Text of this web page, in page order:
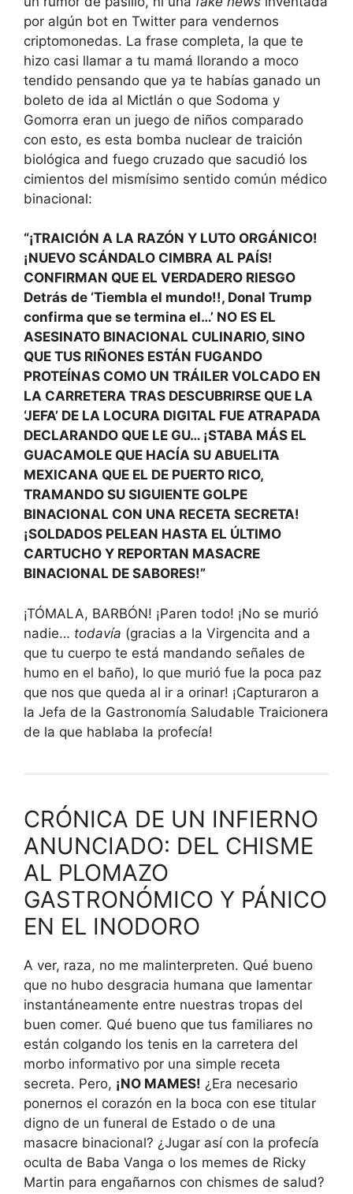
por algún bot en Twitter para vendernos
criptomonedas. La frase completa, la que te
hizo casi llamar a tu mamá llorando a moco
tendido pensando que ya te habías ganado un
boleto de ida al Mictlán o que Sodoma y
Gomorra eran un juego de niños comparado
con esto, es esta bomba nuclear de traición
biológica and fuego cruzado que sacudió los
cimientos del mismísimo sentido común médico
binacional:
“¡TRAICIÓN A LA RAZÓN Y LUTO ORGÁNICO!
¡NUEVO SCÁNDALO CIMBRA AL PAÍS!
CONFIRMAN QUE EL VERDADERO RIESGO
Detrás de ‘Tiembla el mundo!!, Donal Trump
confirma que se termina el…’ NO ES EL
ASESINATO BINACIONAL CULINARIO, SINO
QUE TUS RIÑONES ESTÁN FUGANDO
PROTEÍNAS COMO UN TRÁILER VOLCADO EN
LA CARRETERA TRAS DESCUBRIRSE QUE LA
‘JEFA’ DE LA LOCURA DIGITAL FUE ATRAPADA
DECLARANDO QUE LE GU… ¡STABA MÁS EL
GUACAMOLE QUE HACÍA SU ABUELITA
MEXICANA QUE EL DE PUERTO RICO,
TRAMANDO SU SIGUIENTE GOLPE
BINACIONAL CON UNA RECETA SECRETA!
¡SOLDADOS PELEAN HASTA EL ÚLTIMO
CARTUCHO Y REPORTAN MASACRE
BINACIONAL DE SABORES!”
¡TÓMALA, BARBÓN! ¡Paren todo! ¡No se murió
nadie… todavía (gracias a la Virgencita and a
que tu cuerpo te está mandando señales de
humo en el baño), lo que murió fue la poca paz
que nos que queda al ir a orinar! ¡Capturaron a
la Jefa de la Gastronomía Saludable Traicionera
de la que hablaba la profecía!
CRÓNICA DE UN INFIERNO
ANUNCIADO: DEL CHISME
AL PLOMAZO
GASTRONÓMICO Y PÁNICO
EN EL INODORO
A ver, raza, no me malinterpreten. Qué bueno
que no hubo desgracia humana que lamentar
instantáneamente entre nuestras tropas del
buen comer. Qué bueno que tus familiares no
están colgando los tenis en la carretera del
morbo informativo por una simple receta
secreta. Pero, ¡NO MAMES! ¿Era necesario
ponernos el corazón en la boca con ese titular
digno de un funeral de Estado o de una
masacre binacional? ¿Jugar así con la profecía
oculta de Baba Vanga o los memes de Ricky
Martin para engañarnos con chismes de salud?